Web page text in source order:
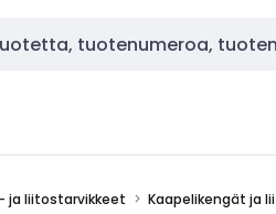
ja liitostarvikkeet Kaapelikengät ja